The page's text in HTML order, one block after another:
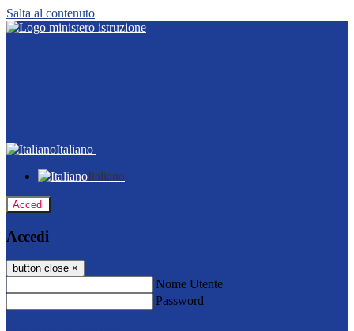
Salta al contenuto
Italiano
Italiano
Accedi
Accedi
button close ×
Nome Utente
Password